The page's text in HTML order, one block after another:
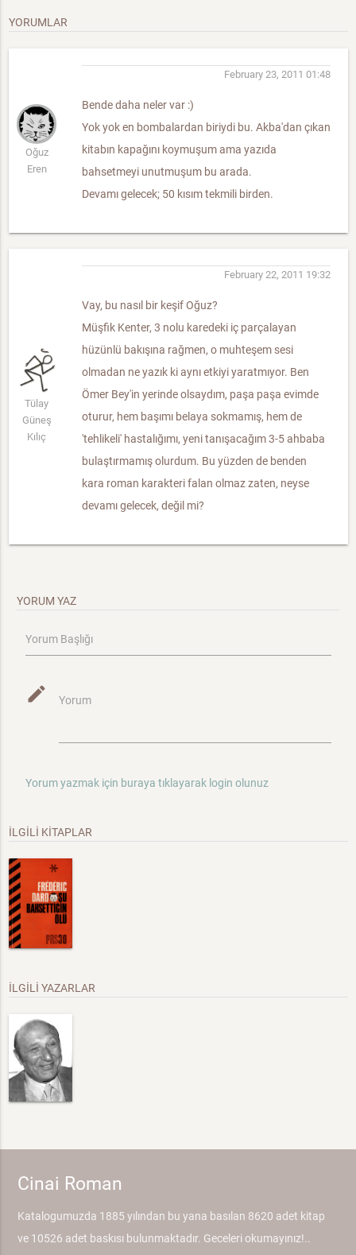
YORUMLAR
Oğuz
Eren
February 23, 2011 01:48
Bende daha neler var :)
Yok yok en bombalardan biriydi bu. Akba'dan çıkan
kitabın kapağını koymuşum ama yazıda
bahsetmeyi unutmuşum bu arada.
Devamı gelecek; 50 kısım tekmili birden.
Tülay
Güneş
Kılıç
February 22, 2011 19:32
Vay, bu nasıl bir keşif Oğuz?
Müşfik Kenter, 3 nolu karedeki iç parçalayan
hüzünlü bakışına rağmen, o muhteşem sesi
olmadan ne yazık ki aynı etkiyi yaratmıyor. Ben
Ömer Bey'in yerinde olsaydım, paşa paşa evimde
oturur, hem başımı belaya sokmamış, hem de
'tehlikeli' hastalığımı, yeni tanışacağım 3-5 ahbaba
bulaştırmamış olurdum. Bu yüzden de benden
kara roman karakteri falan olmaz zaten, neyse
devamı gelecek, değil mi?
YORUM YAZ
Yorum Başlığı
mode_edit Yorum
Yorum yazmak için buraya tıklayarak login olunuz
İLGİLİ KİTAPLAR
İLGİLİ YAZARLAR
Cinai Roman
Katalogumuzda 1885 yılından bu yana basılan 8620 adet kitap
ve 10526 adet baskısı bulunmaktadır. Geceleri okumayınız!..